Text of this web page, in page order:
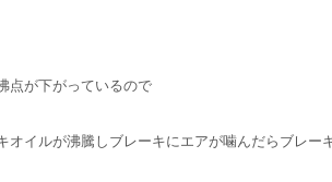
点が下がっているので
オイルが沸騰しブレーキにエアが噛んだらブレー